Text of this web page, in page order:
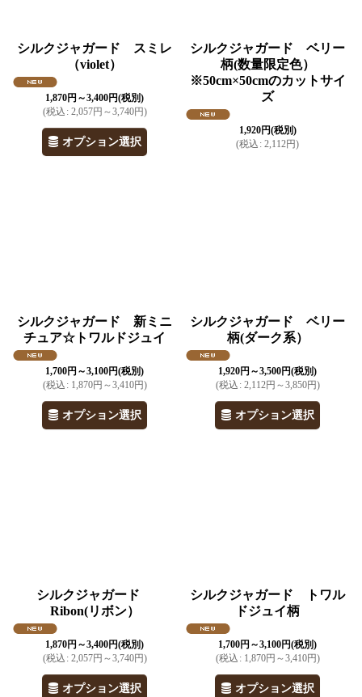
シルクジャガード スミレ
（violet）
1,870円 ～3,400円(税別)
(税込 : 2,057円 ～3,740円)
オプション選択
シルクジャガード ベリー
柄(数量限定色）
※50cm×50cmのカットサイ
ズ
1,920円(税別)
(税込 : 2,112円)
シルクジャガード 新ミニ
チュア☆トワルドジュイ
1,700円 ～3,100円(税別)
(税込 : 1,870円 ～3,410円)
オプション選択
シルクジャガード ベリー
柄(ダーク系）
1,920円 ～3,500円(税別)
(税込 : 2,112円 ～3,850円)
オプション選択
シルクジャガード
Ribon(リボン）
1,870円 ～3,400円(税別)
(税込 : 2,057円 ～3,740円)
オプション選択
シルクジャガード トワル
ドジュイ柄
1,700円 ～3,100円(税別)
(税込 : 1,870円 ～3,410円)
オプション選択